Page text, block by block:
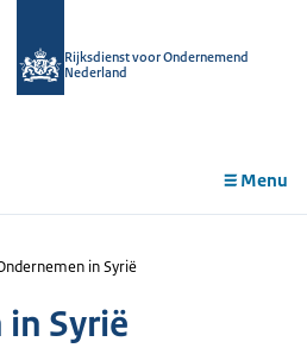
Rijksdienst voor Ondernemend
Nederland
Menu
in Syrië
Syrië